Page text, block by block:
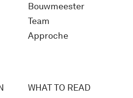
Bouwmeester
Team
Approche
WHAT TO READ